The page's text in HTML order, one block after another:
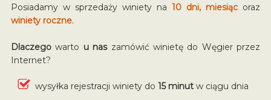
Posiadamy w sprzedaży winiety na10 dni, miesiąc oraz
winiety roczne.
Dlaczegowarto u naszamówić winietę do Węgier przez
Internet?
wysyłka rejestracji winiety do 15 minutw ciągu dnia